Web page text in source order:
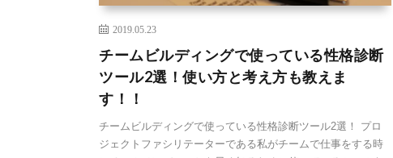
2019.05.23
チームビルディングで使っている性格診断
ツール2選！使い方と考え方も教えま
す！！
チームビルディングで使っている性格診断ツール2選！ プロ
ジェクトファシリテーターである私がチームで仕事をする時